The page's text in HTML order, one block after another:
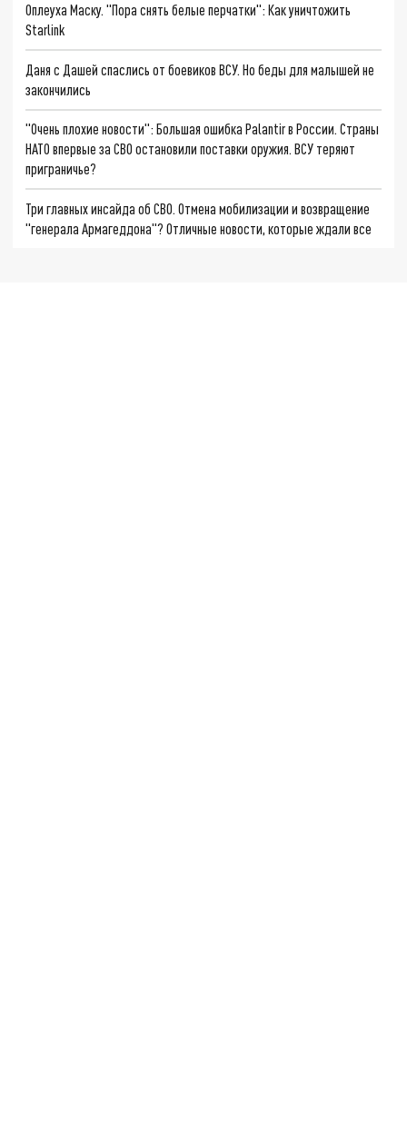
Оплеуха Маску. "Пора снять белые перчатки": Как уничтожить
Starlink
Даня с Дашей спаслись от боевиков ВСУ. Но беды для малышей не
закончились
"Очень плохие новости": Большая ошибка Palantir в России. Страны
НАТО впервые за СВО остановили поставки оружия. ВСУ теряют
приграничье?
Три главных инсайда об СВО. Отмена мобилизации и возвращение
"генерала Армагеддона"? Отличные новости, которые ждали все